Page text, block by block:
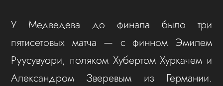
У Медведева до финала было три
пятисетовых матча — с финном Эмилем
Руусувуори, поляком Хубертом Хуркачем и
Александром Зверевым из Германии.